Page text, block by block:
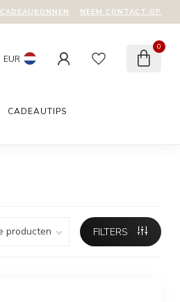
CADEAUBONNEN NEEM CONTACT OP
EUR
0
CADEAUTIPS
FILTERS